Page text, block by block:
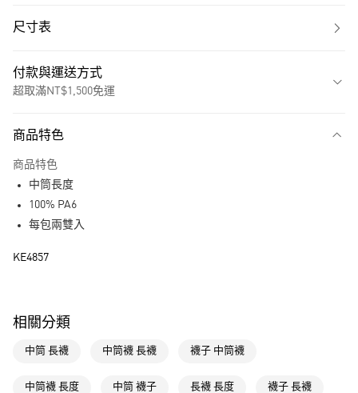
尺寸表
付款與運送方式
超取滿NT$1,500免運
LINE Pay
每筆NT$80，滿NT$1,500(含以上)免運費
付款後全家取貨
商品特色
商品特色
中筒長度
100% PA6
每包兩雙入
KE4857
相關分類
中筒 長襪 中筒襪 長襪 襪子 中筒襪
中筒襪 長度 中筒 襪子 長襪 長度 襪子 長襪